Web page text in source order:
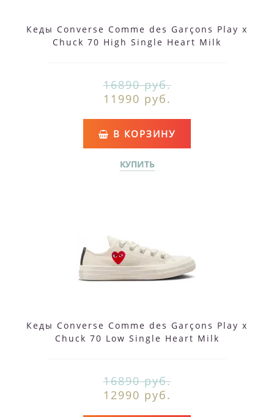
Кеды Converse Comme des Garçons Play x
Chuck 70 High Single Heart Milk
16890 руб.
11990 руб.
В КОРЗИНУ
КУПИТЬ
Кеды Converse Comme des Garçons Play x
Chuck 70 Low Single Heart Milk
16890 руб.
12990 руб.